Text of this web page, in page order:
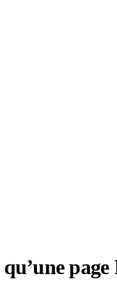
qu’une